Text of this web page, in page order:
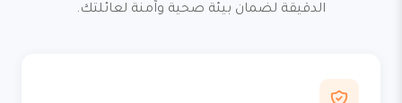
الدقيقة لضمان بيئة صحية وآمنة لعائلتك.